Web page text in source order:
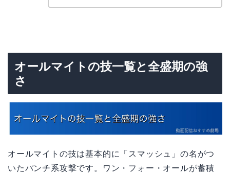
オールマイトの技一覧と全盛期の強
さ
オールマイトの技は基本的に「スマッシュ」の名がつ
いたパンチ系攻撃です。ワン・フォー・オールが蓄積